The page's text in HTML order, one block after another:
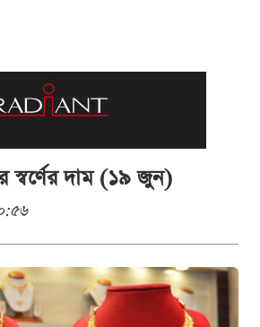
দাম (১৯ জুন)